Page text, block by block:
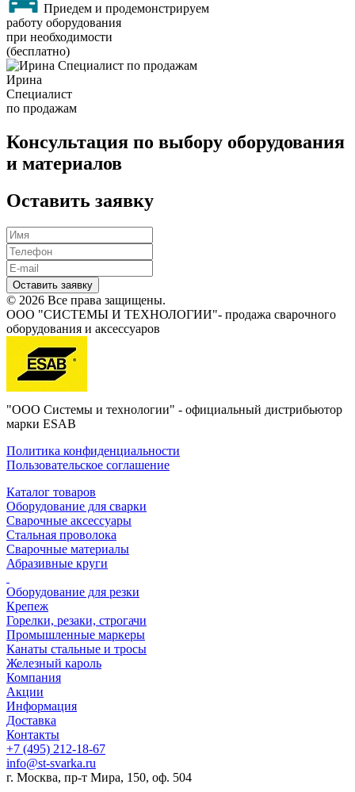
Приедем и продемонстрируем
работу оборудования
при необходимости
(бесплатно)
Ирина
Специалист
по продажам
Консультация по выбору оборудования
и материалов
Оставить заявку
Оставить заявку
© 2026 Все права защищены.
ООО "СИСТЕМЫ И ТЕХНОЛОГИИ"- продажа сварочного
оборудования и аксессуаров
"ООО Системы и технологии" - официальный дистрибьютор
марки ESAB
Политика конфиденциальности
Пользовательское соглашение
Каталог товаров
Оборудование для сварки
Сварочные аксессуары
Стальная проволока
Сварочные материалы
Абразивные круги
Оборудование для резки
Крепеж
Горелки, резаки, строгачи
Промышленные маркеры
Канаты стальные и тросы
Железный кароль
Компания
Акции
Информация
Доставка
Контакты
+7 (495) 212-18-67
info@st-svarka.ru
г. Москва, пр-т Мира, 150, оф. 504